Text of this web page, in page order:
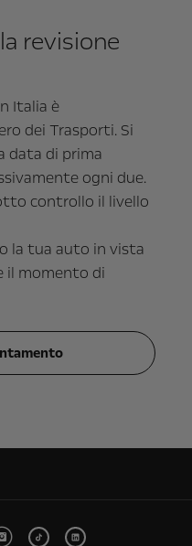
revisione
Italia è
dei Trasporti. Si
data di prima
ogni due.
controllo il livello
la tua auto in vista
il momento di